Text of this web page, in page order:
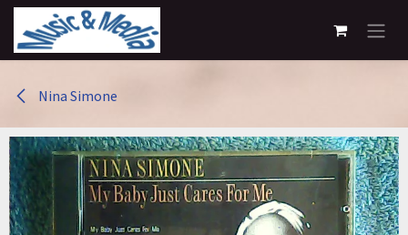
Overslaan naar inhoud
Nina Simone